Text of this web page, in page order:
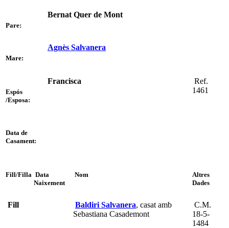
Pare:
Bernat Quer de Mont
Mare:
Agnès Salvanera
Espós
/Esposa:
Francisca
Ref.
1461
Data de
Casament:
Fill/Filla Data
Naixement
Nom
Altres
Dades
Fill Baldiri Salvanera, casat amb
Sebastiana Casademont
C.M.
18-5-
1484